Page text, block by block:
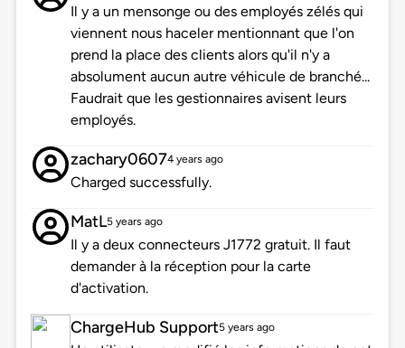
Il y a un mensonge ou des employés zélés qui
viennent nous haceler mentionnant que l'on
prend la place des clients alors qu'il n'y a
absolument aucun autre véhicule de branché...
Faudrait que les gestionnaires avisent leurs
employés.
zachary06074 years ago
Charged successfully.
MatL5 years ago
Il y a deux connecteurs J1772 gratuit. Il faut
demander à la réception pour la carte
d'activation.
ChargeHub Support5 years ago